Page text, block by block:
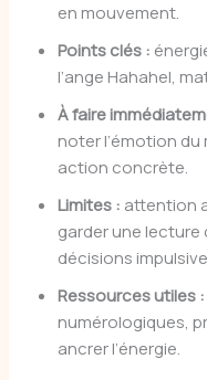
en mouvement.
Points clés :
l’ange Hahahel,
À faire
noter l’émotion
action concrète.
Limites : attention
garder une
décisions
Ressources utiles :
numérologiques,
ancrer l’énergie.